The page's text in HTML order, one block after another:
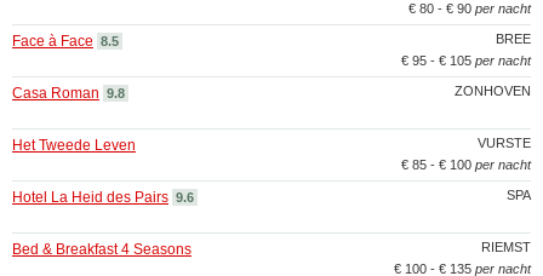
€ 80 - € 90 per nacht
BREE
Face à Face 8.5
€ 95 - € 105 per nacht
ZONHOVEN
Casa Roman 9.8
VURSTE
Het Tweede Leven
€ 85 - € 100 per nacht
SPA
Hotel La Heid des Pairs 9.6
RIEMST
Bed & Breakfast 4 Seasons
€ 100 - € 135 per nacht